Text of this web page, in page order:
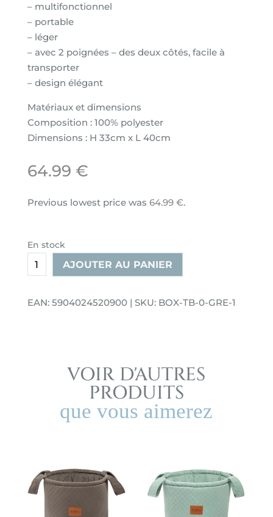
– multifonctionnel
– portable
– léger
– avec 2 poignées – des deux côtés, facile à
transporter
– design élégant
Matériaux et dimensions
Composition : 100% polyester
Dimensions : H 33cm x L 40cm
64.99 €
Previous lowest price was 64.99 €.
En stock
quantité
de
de
d'enfants
AJOUTER AU PANIER
EAN: 5904024520900 | SKU: BOX-TB-0-GRE-1
VOIR D'AUTRES
PRODUITS
que vous aimerez